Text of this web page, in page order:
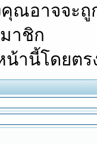
อาจจะถู
าชิก
านี้โดยต